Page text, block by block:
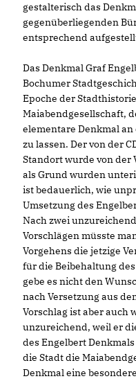
gestalterisch das
gegenüberliegenden
entsprechend
Das Denkmal Graf
Bochumer
Epoche der
Maiabendgesellschaft,
elementare Denkmal
zu lassen. Der von der
Standort wurde von der
als Grund wurden
ist bedauerlich, wie
Umsetzung des
Nach zwei
Vorschlägen müsste
Vorgehens die jetzige
für die Beibehaltung
gebe es nicht den
nach Versetzung aus
Vorschlag ist aber auch
unzureichend, weil er
des Engelbert
die Stadt die
Denkmal eine